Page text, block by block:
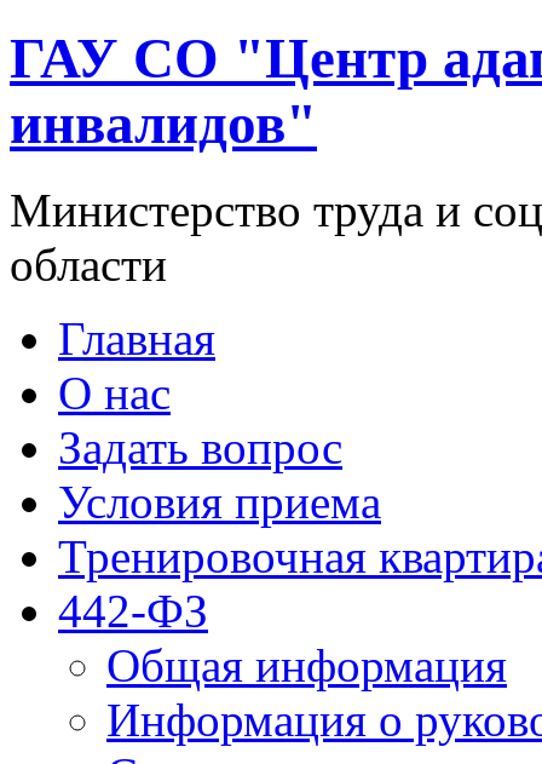
ГАУ СО "Центр
инвалидов"
Министерство труда и
области
Главная
О нас
Задать вопрос
Условия приема
Тренировочная
442-ФЗ
Общая информация
Информация о